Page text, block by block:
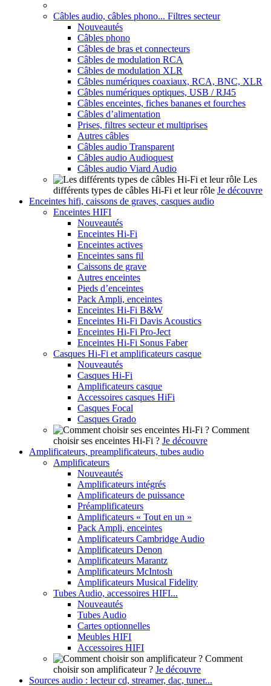
Câbles audio, câbles phono... Filtres secteur
Nouveautés
Câbles phono
Câbles de bras et connecteurs
Câbles de modulation RCA
Câbles de modulation XLR
Câbles numériques coaxiaux, RCA, BNC, XLR
Câbles numériques optiques, USB / RJ45
Câbles enceintes, fiches bananes et fourches
Câbles d’alimentation
Prises, filtres secteur et multiprises
Autres câbles
Câbles audio Transparent
Câbles audio Audioquest
Câbles audio Viard Audio
Les
différents types de câbles Hi-Fi et leur rôle Je découvre
Enceintes hifi, caissons de graves, casques audio
Enceintes HIFI
Nouveautés
Enceintes Hi-Fi
Enceintes actives
Enceintes sans fil
Caissons de grave
Autres enceintes
Pieds d’enceintes
Pack Ampli, enceintes
Enceintes Hi-Fi B&W
Enceintes Hi-Fi Davis Acoustics
Enceintes Hi-Fi Pro-Ject
Enceintes Hi-Fi Sonus Faber
Casques Hi-Fi et amplificateurs casque
Nouveautés
Casques Hi-Fi
Amplificateurs casque
Accessoires casques HiFi
Casques Focal
Casques Grado
Comment
choisir ses enceintes Hi-Fi ? Je découvre
Amplificateurs, preamplificateurs, tubes audio
Amplificateurs
Nouveautés
Amplificateurs intégrés
Amplificateurs de puissance
Préamplificateurs
Amplificateurs « Tout en un »
Pack Ampli, enceintes
Amplificateurs Cambridge Audio
Amplificateurs Denon
Amplificateurs Marantz
Amplificateurs McIntosh
Amplificateurs Musical Fidelity
Tubes Audio, accessoires HIFI...
Nouveautés
Tubes Audio
Cartes optionnelles
Meubles HIFI
Accessoires HIFI
Comment
choisir son amplificateur ? Je découvre
Sources audio : lecteur cd, streamer, dac, tuner...